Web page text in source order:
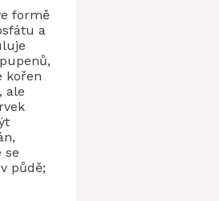
formě
a
kořen
ale
se
půdě;